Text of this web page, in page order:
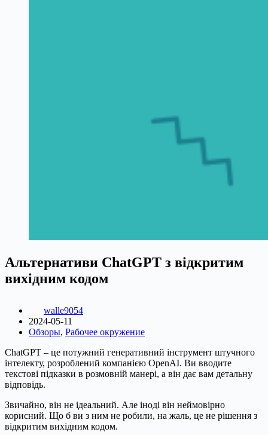
Альтернативи ChatGPT з відкритим
вихідним кодом
walle9054
2024-05-11
Обзоры, Рабочее окружение
ChatGPT – це потужний генеративний інструмент штучного
інтелекту, розроблений компанією OpenAI. Ви вводите
текстові підказки в розмовній манері, а він дає вам детальну
відповідь.
Звичайно, він не ідеальний. Але іноді він неймовірно
корисний. Що б ви з ним не робили, на жаль, це не рішення з
відкритим вихідним кодом.